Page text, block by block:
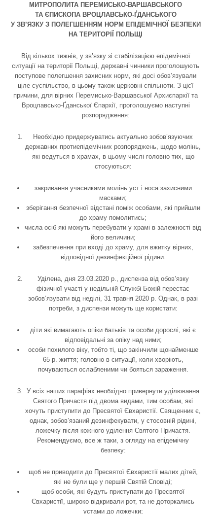
МИТРОПОЛИТА ПЕРЕМИСЬКО-ВАРШАВСЬКОГО
ТА ЄПИСКОПА ВРОЦЛАВСЬКО-ҐДАНСЬКОГО
У ЗВ’ЯЗКУ З ПОЛЕГШЕННЯМ НОРМ ЕПІДЕМІЧНОЇ БЕЗПЕКИ
НА ТЕРИТОРІЇ ПОЛЬЩІ
Від кількох тижнів, у зв’язку зі стабілізацією епідемічної
ситуації на території Польщі, державні чинники проголошують
поступове полегшення захисних норм, які досі обов’язували
ціле суспільство, в цьому також церковні спільноти. З цієї
причини, для вірних Перемисько-Варшавської Архиєпархії та
Вроцлавсько-Ґданської Єпархії, проголошуємо наступні
розпорядження:
Необхідно придержуватись актуально зобов’язуючих
державних протиепідемічних розпоряджень, щодо молінь,
які ведуться в храмах, в цьому числі головно тих, що
стосуються:
закривання учасниками молінь уст і носа захисними
масками;
зберігання безпечної відстані поміж особами, які прийшли
до храму помолитись;
числа осіб які можуть перебувати у храмі в залежності від
його величини;
забезпечення при вході до храму, для вжитку вірних,
відповідної дезинфекційної рідини.
Уділена, дня 23.03.2020 р., диспенза від обов’язку
фізичної участі у недільній Службі Божій перестає
зобов’язувати від неділі, 31 травня 2020 р. Однак, в разі
потреби, з диспензи можуть ще користати:
діти які вимагають опіки батьків та особи дорослі, які є
відповідальні за опіку над ними;
особи похилого віку, тобто ті, що закінчили щонайменше
65 р. життя; головно в ситуації, коли хворіють,
почуваються ослабленими чи бояться зараження.
У всіх наших парафіях необхідно привернути уділювання
Святого Причастя під двома видами, тим особам, які
хочуть приступити до Пресвятої Євхаристії. Священник є,
однак, зобов’язаний дезинфекувати, у стосовній рідині,
ложечку після кожного уділення Святого Причастя.
Рекомендуємо, все ж таки, з огляду на епідемічну
безпеку:
щоб не приводити до Пресвятої Євхаристії малих дітей,
які не були ще у першій Святій Сповіді;
щоб особи, які будуть приступати до Пресвятої
Євхаристії, широко відкривали рот, та не доторкались
устами до ложечки;